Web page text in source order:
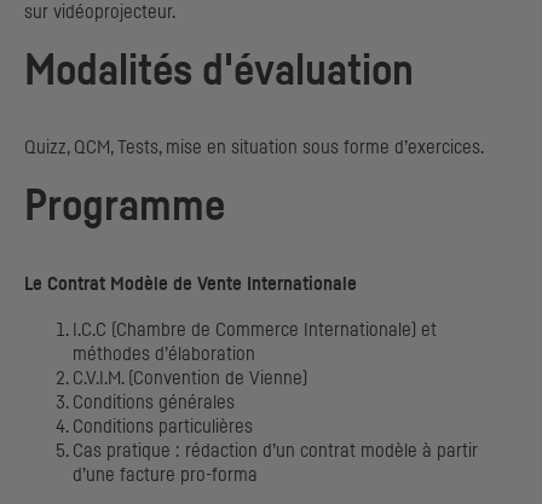
sur vidéoprojecteur.
Modalités d'évaluation
Quizz, QCM, Tests, mise en situation sous forme d’exercices.
Programme
Le Contrat Modèle de Vente Internationale
I.C.C (Chambre de Commerce Internationale) et
méthodes d’élaboration
C.V.I.M. (Convention de Vienne)
Conditions générales
Conditions particulières
Cas pratique : rédaction d’un contrat modèle à partir
d’une facture pro-forma